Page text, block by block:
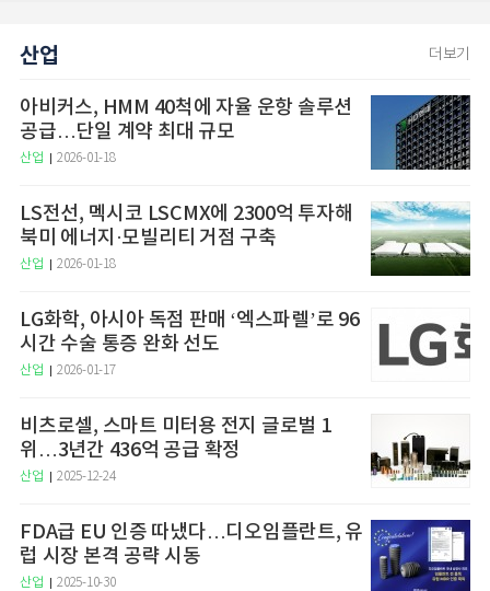
산업 더보기
아비커스, HMM 40척에 자율 운항 솔루션
공급…단일 계약 최대 규모
산업 2026-01-18
LS전선, 멕시코 LSCMX에 2300억 투자해
북미 에너지·모빌리티 거점 구축
산업 2026-01-18
LG화학, 아시아 독점 판매 ‘엑스파렐’로 96
시간 수술 통증 완화 선도
산업 2026-01-17
비츠로셀, 스마트 미터용 전지 글로벌 1
위…3년간 436억 공급 확정
산업 2025-12-24
FDA급 EU 인증 따냈다…디오임플란트, 유
럽 시장 본격 공략 시동
산업 2025-10-30